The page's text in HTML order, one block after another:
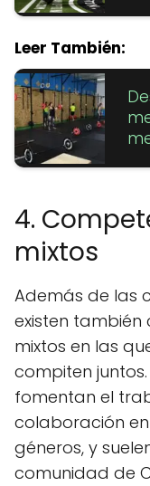
Leer También:
4.
mixtos
Además de las
existen
mixtos en las
compiten
fomentan el
colaboración
géneros, y
comunidad de